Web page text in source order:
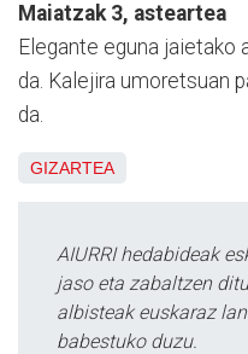
Maiatzak 3, asteartea
Elegante eguna jaietako
da. Kalejira umoretsuan
da.
GIZARTEA
AIURRI hedabideak
jaso eta zabaltzen
albisteak euskaraz
babestuko duzu.